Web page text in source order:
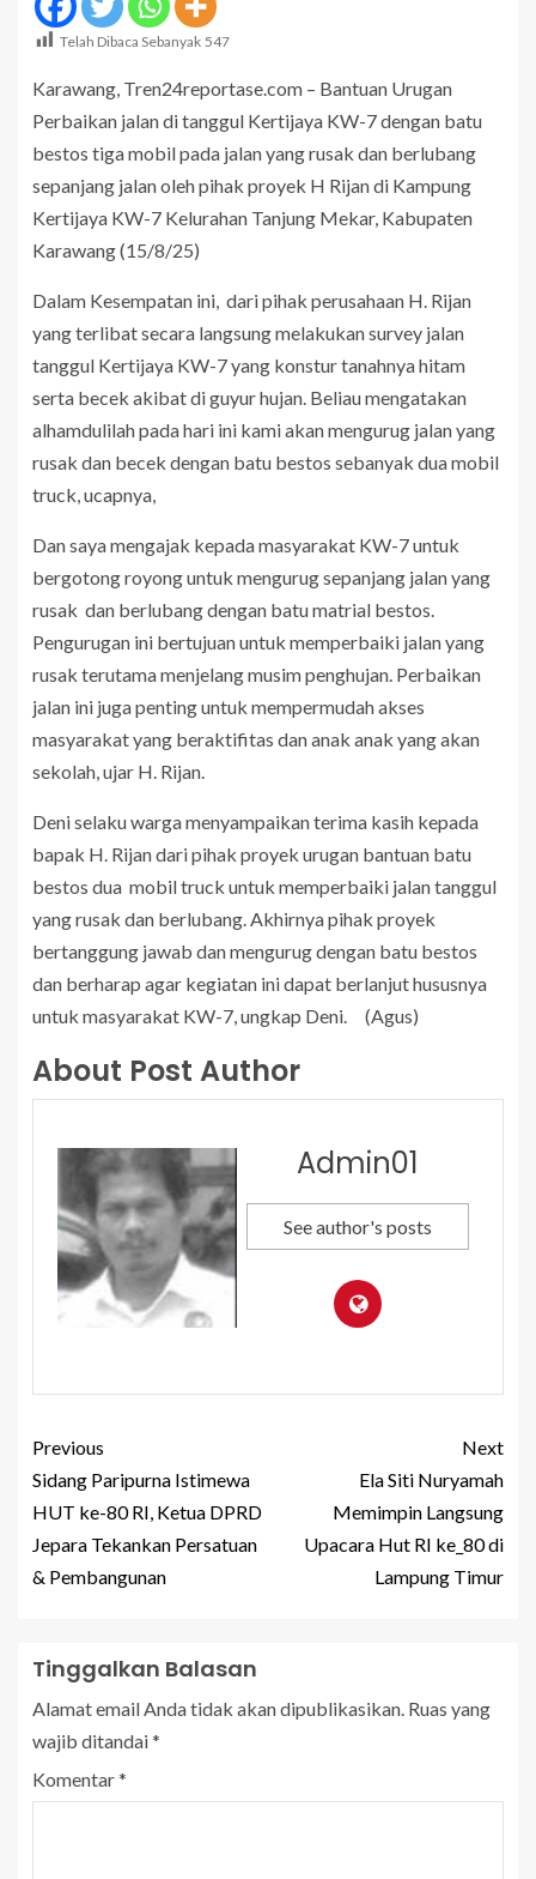
Telah Dibaca Sebanyak 547
Karawang, Tren24reportase.com – Bantuan Urugan
Perbaikan jalan di tanggul Kertijaya KW-7 dengan batu
bestos tiga mobil pada jalan yang rusak dan berlubang
sepanjang jalan oleh pihak proyek H Rijan di Kampung
Kertijaya KW-7 Kelurahan Tanjung Mekar, Kabupaten
Karawang (15/8/25)
Dalam Kesempatan ini, dari pihak perusahaan H. Rijan
yang terlibat secara langsung melakukan survey jalan
tanggul Kertijaya KW-7 yang konstur tanahnya hitam
serta becek akibat di guyur hujan. Beliau mengatakan
alhamdulilah pada hari ini kami akan mengurug jalan yang
rusak dan becek dengan batu bestos sebanyak dua mobil
truck, ucapnya,
Dan saya mengajak kepada masyarakat KW-7 untuk
bergotong royong untuk mengurug sepanjang jalan yang
rusak dan berlubang dengan batu matrial bestos.
Pengurugan ini bertujuan untuk memperbaiki jalan yang
rusak terutama menjelang musim penghujan. Perbaikan
jalan ini juga penting untuk mempermudah akses
masyarakat yang beraktifitas dan anak anak yang akan
sekolah, ujar H. Rijan.
Deni selaku warga menyampaikan terima kasih kepada
bapak H. Rijan dari pihak proyek urugan bantuan batu
bestos dua mobil truck untuk memperbaiki jalan tanggul
yang rusak dan berlubang. Akhirnya pihak proyek
bertanggung jawab dan mengurug dengan batu bestos
dan berharap agar kegiatan ini dapat berlanjut hususnya
untuk masyarakat KW-7, ungkap Deni. (Agus)
About Post Author
Admin01
See author's posts
Previous
Sidang Paripurna Istimewa
HUT ke-80 RI, Ketua DPRD
Jepara Tekankan Persatuan
& Pembangunan
Next
Ela Siti Nuryamah
Memimpin Langsung
Upacara Hut RI ke_80 di
Lampung Timur
Tinggalkan Balasan
Alamat email Anda tidak akan dipublikasikan. Ruas yang
wajib ditandai*
Komentar*